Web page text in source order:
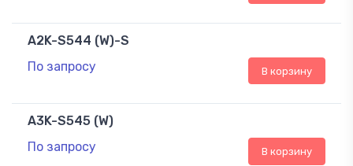
A2K-S544 (W)-S
По запросу
В корзину
A3K-S545 (W)
По запросу
В корзину